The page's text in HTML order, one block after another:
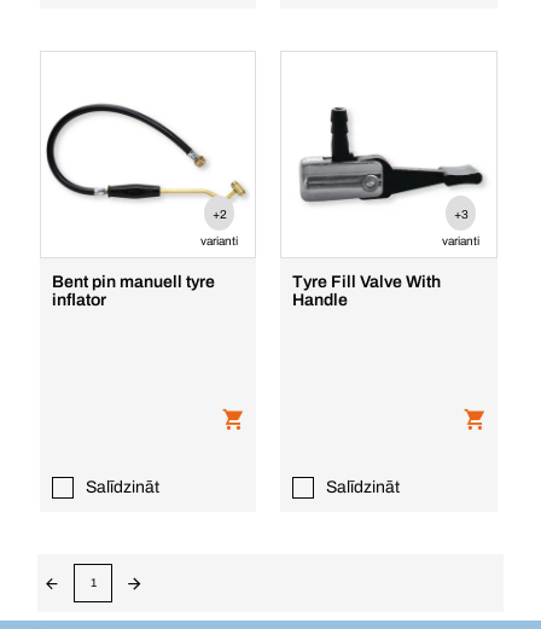
+2
varianti
Bent pin manuell tyre
inflator
Salīdzināt
+3
varianti
Tyre Fill Valve With
Handle
Salīdzināt
1